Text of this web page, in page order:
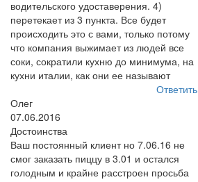
водительского удоставерения. 4)
перетекает из 3 пункта. Все будет
происходить это с вами, только потому
что компания выжимает из людей все
соки, сократили кухню до минимума, на
кухни италии, как они ее называют
Ответить
Олег
07.06.2016
Достоинства
Ваш постоянный клиент но 7.06.16 не
смог заказать пиццу в 3.01 и остался
голодным и крайне расстроен просьба